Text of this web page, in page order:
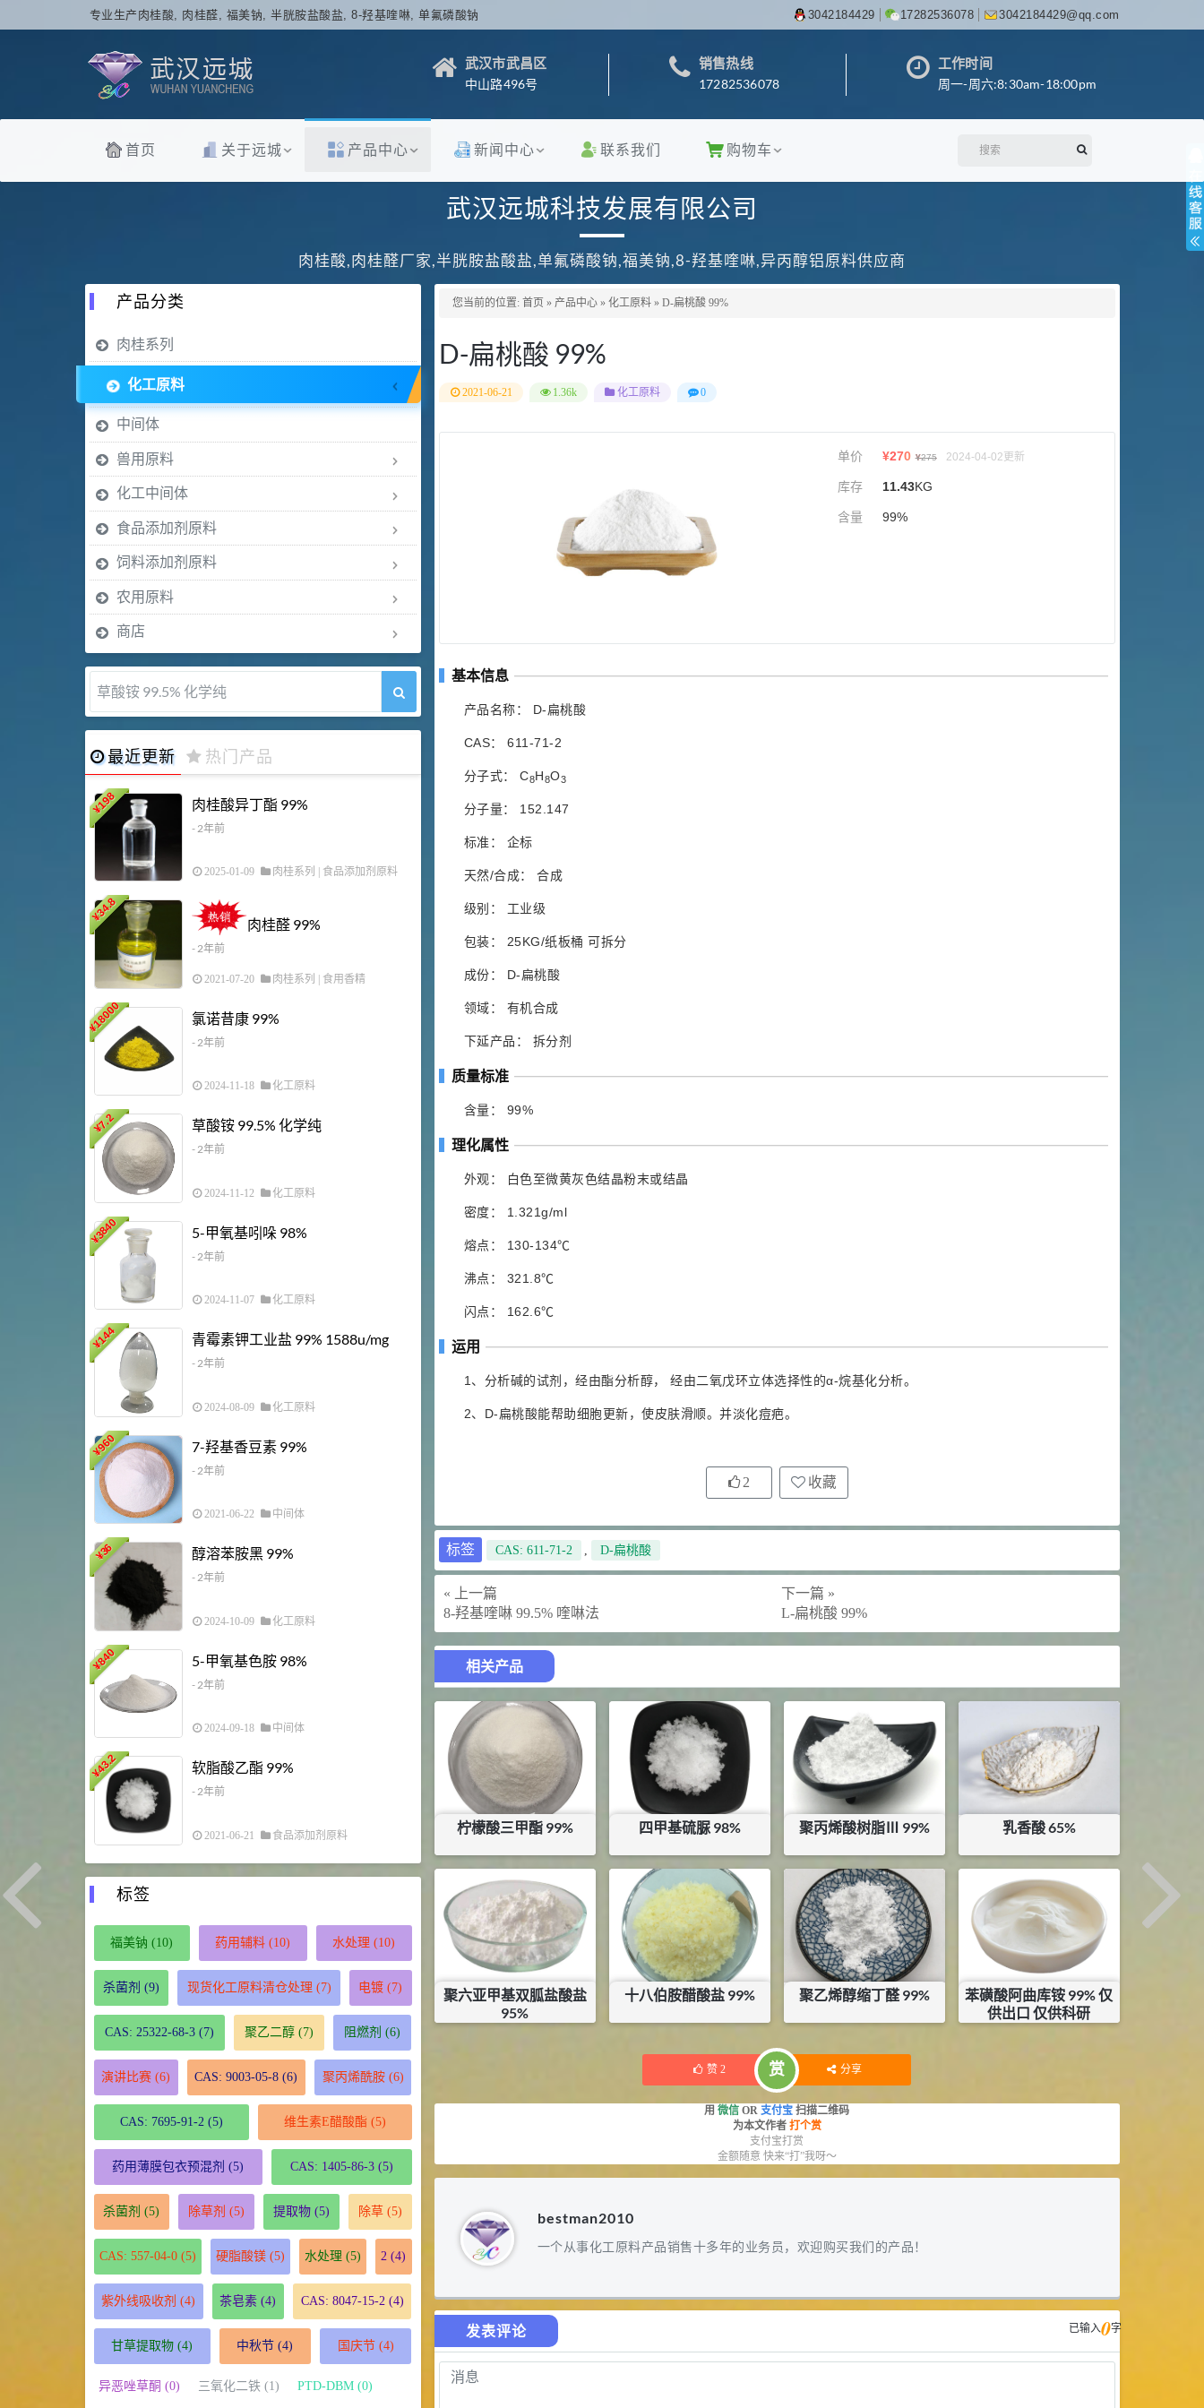
专业生产肉桂酸, 肉桂醛, 福美钠, 半胱胺盐酸盐, 8-羟基喹啉, 单氟磷酸钠 3042184429 17282536078 3042184429@qq.com
武汉市武昌区
中山路496号
销售热线
17282536078
工作时间
周一-周六:8:30am-18:00pm
首页 关于远城 产品中心 新闻中心 联系我们 购物车
武汉远城科技发展有限公司
肉桂酸,肉桂醛厂家,半胱胺盐酸盐,单氟磷酸钠,福美钠,8-羟基喹啉,异丙醇铝原料供应商
您当前的位置: 首页 » 产品中心 » 化工原料 » D-扁桃酸 99%
D-扁桃酸 99%
2021-06-21 1.36k 化工原料 0
单价 ¥270 ¥275 2024-04-02更新
库存 11.43KG
含量 99%
基本信息
产品名称： D-扁桃酸
CAS： 611-71-2
分子式： C8H8O3
分子量： 152.147
标准： 企标
天然/合成： 合成
级别： 工业级
包装： 25KG/纸板桶 可拆分
成份： D-扁桃酸
领域： 有机合成
下延产品： 拆分剂
质量标准
含量： 99%
理化属性
外观： 白色至微黄灰色结晶粉末或结晶
密度： 1.321g/ml
熔点： 130-134℃
沸点： 321.8℃
闪点： 162.6℃
运用
1、分析碱的试剂，经由酯分析醇， 经由二氧戊环立体选择性的α-烷基化分析。
2、D-扁桃酸能帮助细胞更新，使皮肤滑顺。并淡化痘疤。
2 收藏
标签 CAS: 611-71-2 , D-扁桃酸
« 上一篇
8-羟基喹啉 99.5% 喹啉法
下一篇 »
L-扁桃酸 99%
相关产品
柠檬酸三甲酯 99%
¥36
四甲基硫脲 98%
¥81.6
库存：0KG
聚丙烯酸树脂Ⅲ 99%
¥52
库存：0.2KG
乳香酸 65%
¥35
库存：25KG
聚六亚甲基双胍盐酸盐
95%
十八伯胺醋酸盐 99%
库存：18.9KG
聚乙烯醇缩丁醛 99%
库存：59.321KG
苯磺酸阿曲库铵 99% 仅
供出口 仅供科研
赞 2 赏 分享
用 微信 OR 支付宝 扫描二维码
为本文作者 打个赏
支付宝打赏
金额随意 快来“打”我呀～
bestman2010
一个从事化工原料产品销售十多年的业务员，欢迎购买我们的产品！
发表评论 已输入0字
产品分类
肉桂系列
化工原料
中间体
兽用原料
化工中间体
食品添加剂原料
饲料添加剂原料
农用原料
商店
草酸铵 99.5% 化学纯
最近更新 热门产品
¥
198 肉桂酸异丁酯 99%
- 2年前
2025-01-09 肉桂系列 食品添加剂原料
¥
34.8
肉桂醛 99%
- 2年前
2021-07-20 肉桂系列 | 食用香精
¥
18000 氯诺昔康 99%
- 2年前
2024-11-18 化工原料
¥
7.2 草酸铵 99.5% 化学纯
- 2年前
2024-11-12 化工原料
¥
3840 5-甲氧基吲哚 98%
- 2年前
2024-11-07 化工原料
¥
144 青霉素钾工业盐 99% 1588u/mg
- 2年前
2024-08-09 化工原料
¥
960 7-羟基香豆素 99%
- 2年前
2021-06-22 中间体
¥
36 醇溶苯胺黑 99%
- 2年前
2024-10-09 化工原料
¥
840 5-甲氧基色胺 98%
- 2年前
2024-09-18 中间体
¥
43.2 软脂酸乙酯 99%
- 2年前
2021-06-21 食品添加剂原料
1 胍基乙酸 98%
2021-05-25
2 乙酸橙花酯 99%
浏览量 - 5.51w
2021-06-17
3 多效唑 90%
浏览量 - 4.4w
浏览量 - 1.98w
99.5%
浏览量 - 1.89w
69.6
浏览量 - 1.72w
2021-05-30 化工原料
11.25 8 D-异抗坏血酸钠 98%
浏览量 - 1.55w
2021-05-25
475 硬脂富马酸钠 99%
浏览量 - 1.54w
2021-06-19 化工原料
10 DL-蛋氨酸 99%
浏览量 - 1.48w
2021-06-21 食品添加剂原料
标签
福美钠 (10) 药用辅料 (10) 水处理 (10)
杀菌剂 (9) 现货化工原料清仓处理 (7) 电镀 (7)
CAS: 25322-68-3(7) 聚乙二醇(7) 阻燃剂 (6)
演讲比赛 (6) CAS: 9003-05-8 (6) 聚丙烯酰胺(6)
CAS: 7695-91-2 (5) 维生素E醋酸酯 (5)
药用薄膜包衣预混剂 (5) CAS: 1405-86-3(5)
杀菌剂 (5) 除草剂 (5) 提取物(5) 除草(5)
CAS: 557-04-0(5) 硬脂酸镁(5) 水处理 (5) 2 (4)
紫外线吸收剂 (4) 茶皂素 (4) CAS: 8047-15-2 (4)
甘草提取物 (4) 中秋节 (4) 国庆节(4)
异恶唑草酮 (0) 三氧化二铁 (1) PTD-DBM (0)